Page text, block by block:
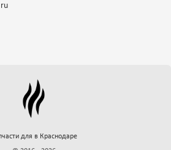
для в Краснодаре